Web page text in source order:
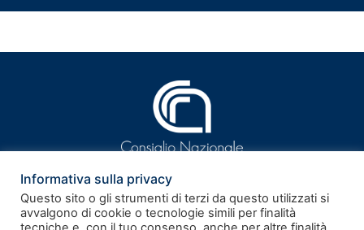
Informativa sulla privacy
Questo sito o gli strumenti di terzi da questo utilizzati si
avvalgono di cookie o tecnologie simili per finalità